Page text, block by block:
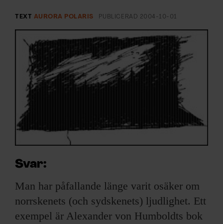
KONTAKTA F&F
SKRIV I F&F
PRENUMERERA PÅ F&F
OM F&F
TEXT AURORA POLARIS PUBLICERAD 2004-10-01
Svar:
Man har påfallande länge varit osäker om
norrskenets (och sydskenets) ljudlighet. Ett
exempel är Alexander von Humboldts bok